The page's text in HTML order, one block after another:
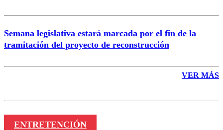
Semana legislativa estará marcada por el fin de la
tramitación del proyecto de reconstrucción
VER MÁS
ENTRETENCIÓN